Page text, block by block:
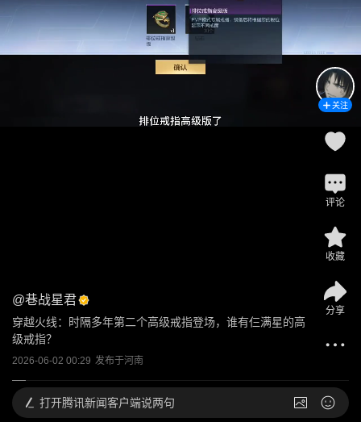
@巷战星君
穿越火线：时隔多年第二个高级戒指登场，谁有仨满星的高
级戒指？
2026-06-02 00:29 发布于河南
关注
评论
收藏
分享
打开腾讯新闻客户端说两句